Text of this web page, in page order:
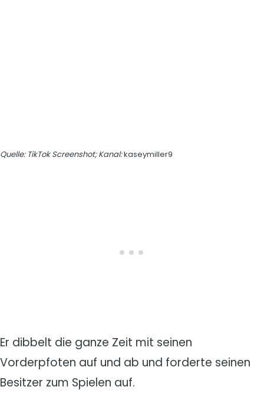
Quelle: TikTok Screenshot; Kanal:kaseymiller9
Er dibbelt die ganze Zeit mit seinen
Vorderpfoten auf und ab und forderte seinen
Besitzer zum Spielen auf.